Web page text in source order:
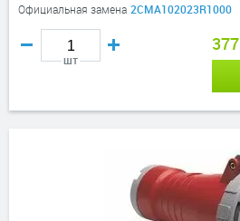
Официальная замена 2CMA102023R1000
шт
377